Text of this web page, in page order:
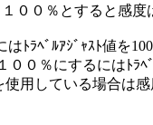
０％とすると感度は
ﾄﾗﾍﾞﾙｱｼﾞｬｽﾄ値を
０％にするにはﾄﾗﾍ
使用している場合は